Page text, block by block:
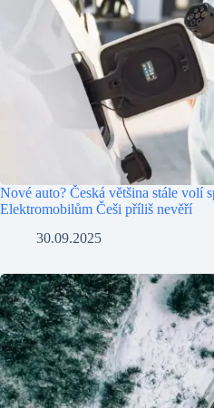
Nové auto? Česká většina stále volí
Elektromobilům Češi příliš nevěří
30.09.2025